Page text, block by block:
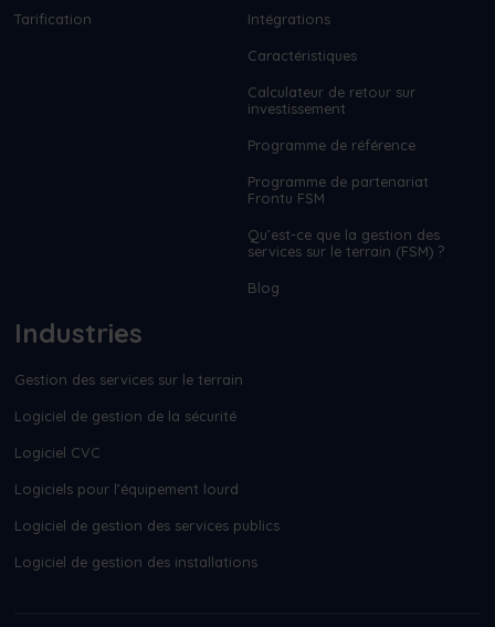
Tarification Intégrations
Caractéristiques
Calculateur de retour sur
investissement
Programme de référence
Programme de partenariat
Frontu FSM
Qu’est-ce que la gestion des
services sur le terrain (FSM) ?
Blog
Industries
Gestion des services sur le terrain
Logiciel de gestion de la sécurité
Logiciel CVC
Logiciels pour l’équipement lourd
Logiciel de gestion des services publics
Logiciel de gestion des installations